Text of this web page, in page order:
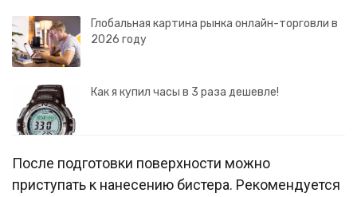
Глобальная картина рынка онлайн-торговли в
2026 году
Как я купил часы в 3 раза дешевле!
После подготовки поверхности можно
приступать к нанесению бистера. Рекомендуется